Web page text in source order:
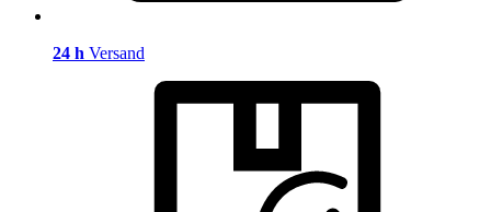
24 h Versand